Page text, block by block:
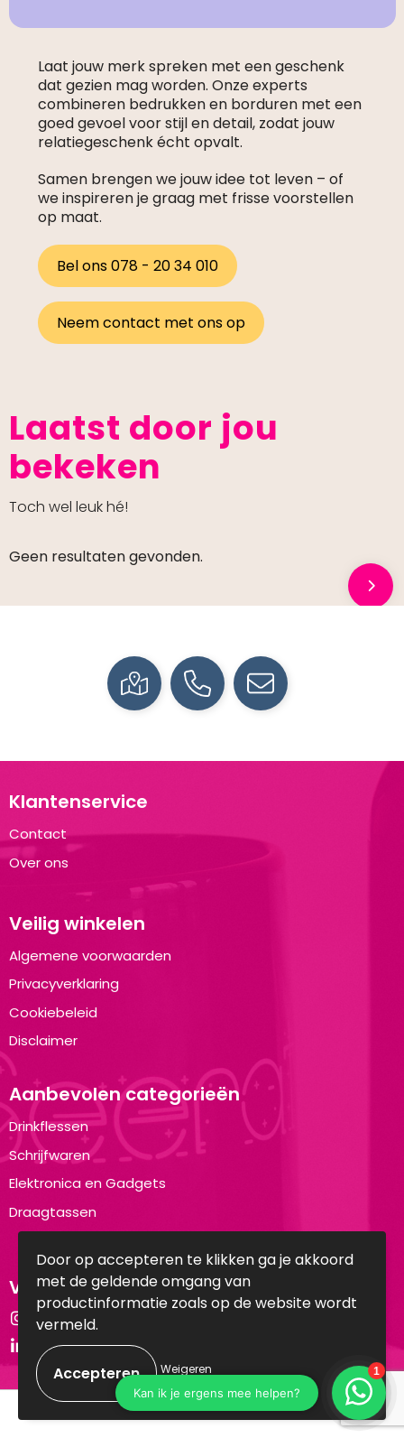
Laat jouw merk spreken met een geschenk
dat gezien mag worden. Onze experts
combineren bedrukken en borduren met een
goed gevoel voor stijl en detail, zodat jouw
relatiegeschenk écht opvalt.
Samen brengen we jouw idee tot leven – of
we inspireren je graag met frisse voorstellen
op maat.
Bel ons 078 - 20 34 010
Neem contact met ons op
Laatst door jou
bekeken
Toch wel leuk hé!
Geen resultaten gevonden.
Klantenservice
Contact
Over ons
Veilig winkelen
Algemene voorwaarden
Privacyverklaring
Cookiebeleid
Disclaimer
Aanbevolen categorieën
Drinkflessen
Schrijfwaren
Elektronica en Gadgets
Draagtassen
Volg ons op:
Instagram
LinkedIn
© Copyright Brandyourwear.com 2025
Door op accepteren te klikken ga je akkoord
met de geldende omgang van
productinformatie zoals op de website wordt
vermeld.
Weigeren